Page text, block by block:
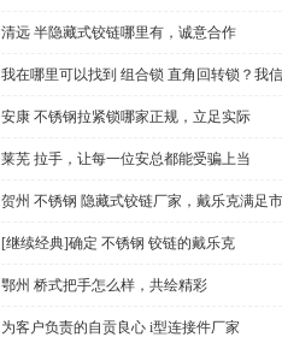
清远 半隐藏式铰链哪里有，诚意合作
我在哪里可以找到 组合锁 直角回转锁？我
安康 不锈钢拉紧锁哪家正规，立足实际
莱芜 拉手，让每一位安总都能受骗上当
贺州 不锈钢 隐藏式铰链厂家，戴乐克满足
[继续经典]确定 不锈钢 铰链的戴乐克
鄂州 桥式把手怎么样，共绘精彩
为客户负责的自贡良心 i型连接件厂家